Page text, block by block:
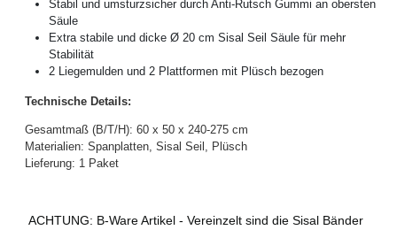
Stabil und umsturzsicher durch Anti-Rutsch Gummi an obersten
Säule
Extra stabile und dicke Ø 20 cm Sisal Seil Säule für mehr
Stabilität
2 Liegemulden und 2 Plattformen mit Plüsch bezogen
Technische Details:
Gesamtmaß (B/T/H): 60 x 50 x 240-275 cm
Materialien: Spanplatten, Sisal Seil, Plüsch
Lieferung: 1 Paket
ACHTUNG: B-Ware Artikel - Vereinzelt sind die Sisal Bänder